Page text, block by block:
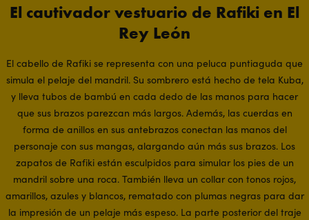
El cautivador vestuario de Rafiki en El
Rey León
El cabello de Rafiki se representa con una peluca puntiaguda que
simula el pelaje del mandril. Su sombrero está hecho de tela Kuba,
y lleva tubos de bambú en cada dedo de las manos para hacer
que sus brazos parezcan más largos. Además, las cuerdas en
forma de anillos en sus antebrazos conectan las manos del
personaje con sus mangas, alargando aún más sus brazos. Los
zapatos de Rafiki están esculpidos para simular los pies de un
mandril sobre una roca. También lleva un collar con tonos rojos,
amarillos, azules y blancos, rematado con plumas negras para dar
la impresión de un pelaje más espeso. La parte posterior del traje